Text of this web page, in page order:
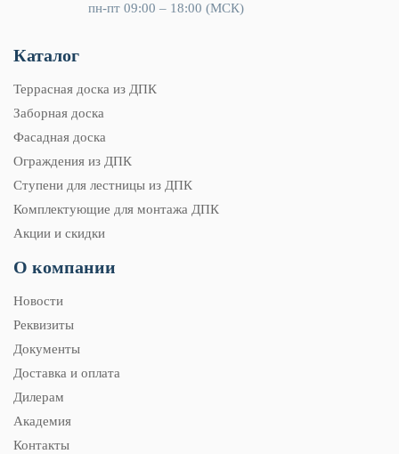
пн-пт 09:00 – 18:00 (МСК)
Каталог
Террасная доска из ДПК
Заборная доска
Фасадная доска
Ограждения из ДПК
Ступени для лестницы из ДПК
Комплектующие для монтажа ДПК
Акции и скидки
О компании
Новости
Реквизиты
Документы
Доставка и оплата
Дилерам
Академия
Контакты